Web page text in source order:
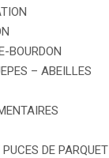
BOURDON
– ABEILLES
DE PARQUET